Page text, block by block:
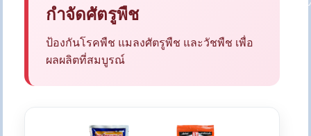
กำจัดศัตรูพืช
ป้องกันโรคพืช แมลงศัตรูพืช และวัชพืช เพื่อ
ผลผลิตที่สมบูรณ์